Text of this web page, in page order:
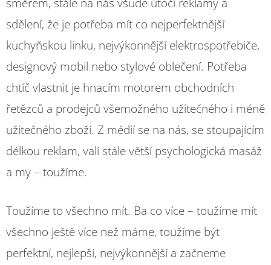
sdělení, že je potřeba mít co nejperfektnější
kuchyňskou linku, nejvýkonnější elektrospotřebiče,
designový mobil nebo stylové oblečení. Potřeba
chtíč vlastnit je hnacím motorem obchodních
řetězců a prodejců všemožného užitečného i méně
užitečného zboží. Z médií se na nás, se stoupajícím
délkou reklam, valí stále větší psychologická masáž
a my – toužíme.
Toužíme to všechno mít. Ba co více – toužíme mít
všechno ještě více než máme, toužíme být
perfektní, nejlepší, nejvýkonnější a začneme